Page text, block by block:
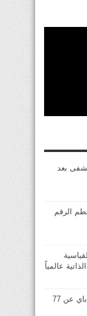
بعد
الرقم
عالمياً
وفاة الممثلة الفرنسية ناتالي باي عن 77